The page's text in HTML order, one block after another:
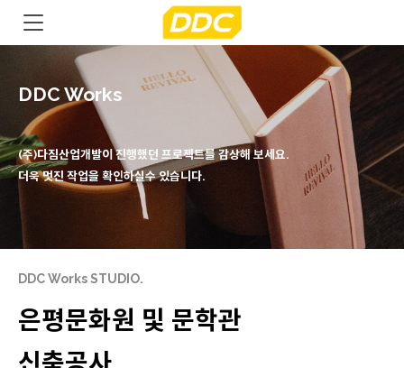
DDC Works
(주)다짐산업개발이 진행했던 프로젝트를 감상해 보세요.
더욱 멋진 작업을 확인하실수 있습니다.
DDC Works STUDIO.
은평문화원 및 문학관